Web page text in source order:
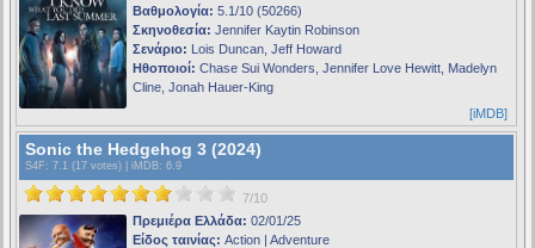
Βαθμολογία: 5.1/10 (50266)
Σκηνοθεσία: Jennifer Kaytin Robinson
Σενάριο: Lois Duncan, Jeff Howard
Ηθοποιοί: Chase Sui Wonders, Jennifer Love Hewitt, Madelyn
Cline, Jonah Hauer-King
[iMDB]
Sonic the Hedgehog 3 (2024)
S4F : 7.1 (17 votes) | iMDB: 6.9
7/10
Πρεμιέρα Ελλάδα: 02/01/25
Είδος ταινίας: Action | Adventure